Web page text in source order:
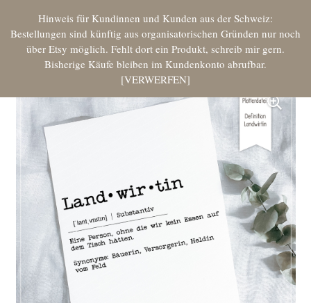
Hinweis für Kundinnen und Kunden aus der Schweiz:
Bestellungen sind künftig aus organisatorischen Gründen nur noch
über Etsy möglich. Fehlt dort ein Produkt, schreib mir gern.
Bisherige Käufe bleiben im Kundenkonto abrufbar.
VERWERFEN